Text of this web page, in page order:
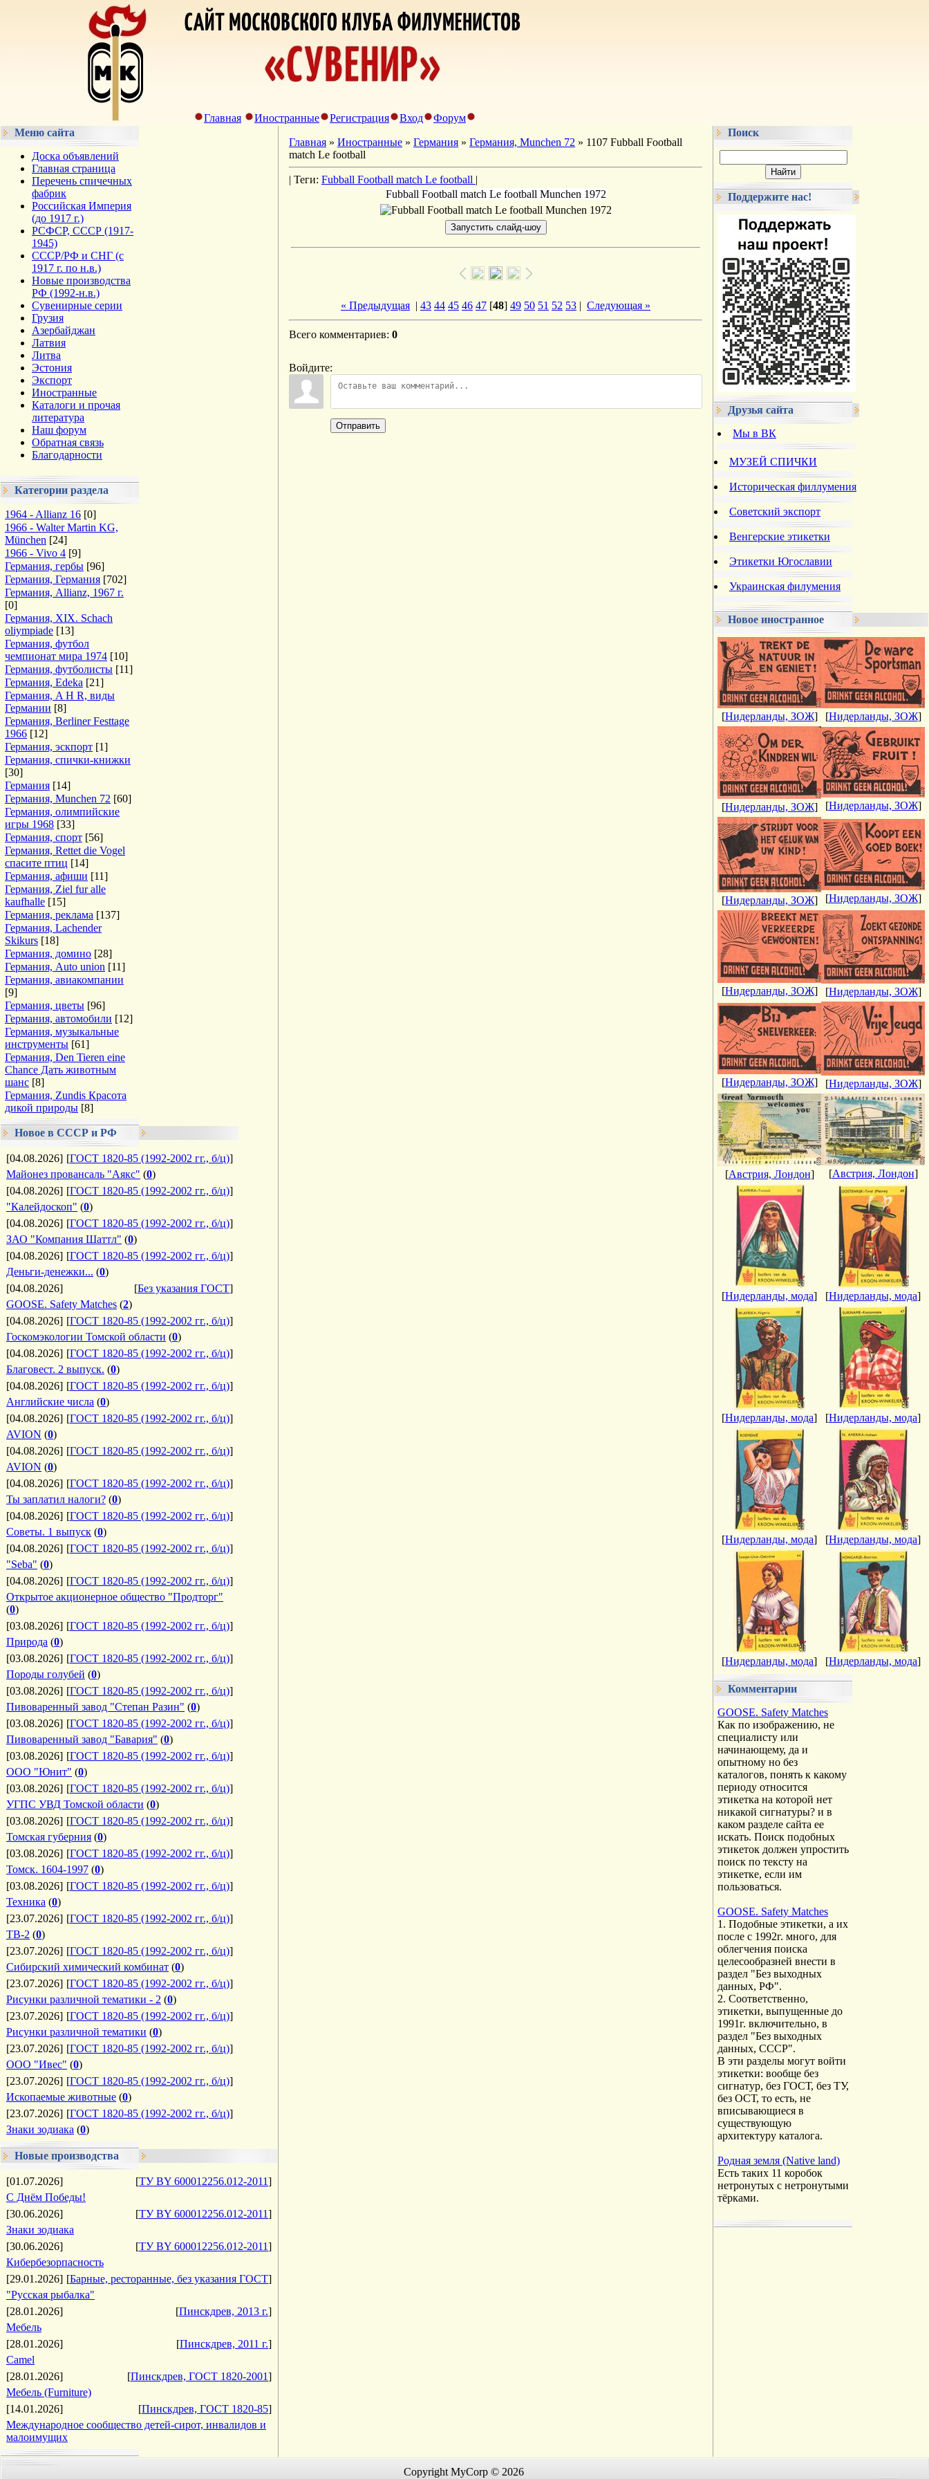
Главная Иностранные Регистрация Вход
Форум
Меню сайта
Доска объявлений
Главная страница
Перечень спичечных
фабрик
Российская Империя
(до 1917 г.)
РСФСР, СССР (1917-
1945)
СССР/РФ и СНГ (с
1917 г. по н.в.)
Новые производства
РФ (1992-н.в.)
Сувенирные серии
Грузия
Азербайджан
Латвия
Литва
Эстония
Экспорт
Иностранные
Каталоги и прочая
литература
Наш форум
Обратная связь
Благодарности
Категории раздела
1964 - Allianz 16 [0]
1966 - Walter Martin KG,
München [24]
1966 - Vivo 4 [9]
Германия, гербы [96]
Германия, Германия [702]
Германия, Allianz, 1967 г.
[0]
Германия, XIX. Schach
oliympiade [13]
Германия, футбол
чемпионат мира 1974 [10]
Германия, футболисты [11]
Германия, Edeka [21]
Германия, A H R, виды
Германии [8]
Германия, Berliner Festtage
1966 [12]
Германия, эскпорт [1]
Германия, спички-книжки
[30]
Германия [14]
Германия, Munchen 72 [60]
Германия, олимпийские
игры 1968 [33]
Германия, спорт [56]
Германия, Rettet die Vogel
спасите птиц [14]
Германия, афиши [11]
Германия, Ziel fur alle
kaufhalle [15]
Германия, реклама [137]
Германия, Lachender
Skikurs [18]
Германия, домино [28]
Германия, Auto union [11]
Германия, авиакомпании
[9]
Германия, цветы [96]
Германия, автомобили [12]
Германия, музыкальные
инструменты [61]
Германия, Den Tieren eine
Chance Дать животным
шанс [8]
Германия, Zundis Красота
дикой природы [8]
Новое в СССР и РФ
[04.08.2026] [ГОСТ 1820-85 (1992-2002 гг., б/ц)]
Майонез провансаль "Аякс" (0)
[04.08.2026] [ГОСТ 1820-85 (1992-2002 гг., б/ц)]
"Калейдоскоп" (0)
[04.08.2026] [ГОСТ 1820-85 (1992-2002 гг., б/ц)]
ЗАО "Компания Шаттл" (0)
[04.08.2026] [ГОСТ 1820-85 (1992-2002 гг., б/ц)]
Деньги-денежки... (0)
[04.08.2026]
[Без указания ГОСТ]
GOOSE. Safety Matches (2)
[04.08.2026] [ГОСТ 1820-85 (1992-2002 гг., б/ц)]
Госкомэкологии Томской области (0)
[04.08.2026] [ГОСТ 1820-85 (1992-2002 гг., б/ц)]
Благовест. 2 выпуск. (0)
[04.08.2026] [ГОСТ 1820-85 (1992-2002 гг., б/ц)]
Английские числа (0)
[04.08.2026] [ГОСТ 1820-85 (1992-2002 гг., б/ц)]
AVION (0)
[04.08.2026] [ГОСТ 1820-85 (1992-2002 гг., б/ц)]
AVION (0)
[04.08.2026] [ГОСТ 1820-85 (1992-2002 гг., б/ц)]
Ты заплатил налоги? (0)
[04.08.2026] [ГОСТ 1820-85 (1992-2002 гг., б/ц)]
Советы. 1 выпуск (0)
[04.08.2026] [ГОСТ 1820-85 (1992-2002 гг., б/ц)]
"Seba" (0)
[04.08.2026] [ГОСТ 1820-85 (1992-2002 гг., б/ц)]
Открытое акционерное общество "Продторг"
(0)
[03.08.2026] [ГОСТ 1820-85 (1992-2002 гг., б/ц)]
Природа (0)
[03.08.2026] [ГОСТ 1820-85 (1992-2002 гг., б/ц)]
Породы голубей (0)
[03.08.2026] [ГОСТ 1820-85 (1992-2002 гг., б/ц)]
Пивоваренный завод "Степан Разин" (0)
[03.08.2026] [ГОСТ 1820-85 (1992-2002 гг., б/ц)]
Пивоваренный завод "Бавария" (0)
[03.08.2026] [ГОСТ 1820-85 (1992-2002 гг., б/ц)]
ООО "Юнит" (0)
[03.08.2026] [ГОСТ 1820-85 (1992-2002 гг., б/ц)]
УГПС УВД Томской области (0)
[03.08.2026] [ГОСТ 1820-85 (1992-2002 гг., б/ц)]
Томская губерния (0)
[03.08.2026] [ГОСТ 1820-85 (1992-2002 гг., б/ц)]
Томск. 1604-1997 (0)
[03.08.2026] [ГОСТ 1820-85 (1992-2002 гг., б/ц)]
Техника (0)
[23.07.2026] [ГОСТ 1820-85 (1992-2002 гг., б/ц)]
ТВ-2 (0)
[23.07.2026] [ГОСТ 1820-85 (1992-2002 гг., б/ц)]
Сибирский химический комбинат (0)
[23.07.2026] [ГОСТ 1820-85 (1992-2002 гг., б/ц)]
Рисунки различной тематики - 2 (0)
[23.07.2026] [ГОСТ 1820-85 (1992-2002 гг., б/ц)]
Рисунки различной тематики (0)
[23.07.2026] [ГОСТ 1820-85 (1992-2002 гг., б/ц)]
ООО "Ивес" (0)
[23.07.2026] [ГОСТ 1820-85 (1992-2002 гг., б/ц)]
Ископаемые животные (0)
[23.07.2026] [ГОСТ 1820-85 (1992-2002 гг., б/ц)]
Знаки зодиака (0)
Новые производства
[01.07.2026] [ТУ BY 600012256.012-2011]
С Днём Победы!
[30.06.2026]
[ТУ BY 600012256.012-2011]
Знаки зодиака
[30.06.2026]
[ТУ BY 600012256.012-2011]
Кибербезорпасность
[29.01.2026] [Барные, ресторанные, без указания ГОСТ]
"Русская рыбалка"
[28.01.2026]
[Пинскдрев, 2013 г.]
Мебель
[28.01.2026]
[Пинскдрев, 2011 г.]
Camel
[28.01.2026]
[Пинскдрев, ГОСТ 1820-2001]
Мебель (Furniture)
[14.01.2026]
[Пинскдрев, ГОСТ 1820-85]
Международное сообщество детей-сирот, инвалидов и
малоимущих
Главная » Иностранные » Германия » Германия, Munchen 72 » 1107 Fubball Football
match Le football
| Теги: Fubball Football match Le football |
Fubball Football match Le football Munchen 1972
« Предыдущая | 43 44 45 46 47 [48] 49 50 51 52 53 | Следующая »
Всего комментариев: 0
Войдите:
Отправить
Поиск
Поддержите нас!
Друзья сайта
Мы в ВК
МУЗЕЙ СПИЧКИ
Историческая филлумения
Советский экспорт
Венгерские этикетки
Этикетки Югославии
Украинская филумения
Новое иностранное
[Нидерланды, ЗОЖ] [Нидерланды, ЗОЖ]
[Нидерланды, ЗОЖ] [Нидерланды, ЗОЖ]
[Нидерланды, ЗОЖ] [Нидерланды, ЗОЖ]
[Нидерланды, ЗОЖ] [Нидерланды, ЗОЖ]
[Нидерланды, ЗОЖ] [Нидерланды, ЗОЖ]
[Австрия, Лондон] [Австрия, Лондон]
[Нидерланды, мода] [Нидерланды, мода]
[Нидерланды, мода] [Нидерланды, мода]
[Нидерланды, мода] [Нидерланды, мода]
[Нидерланды, мода] [Нидерланды, мода]
Комментарии
GOOSE. Safety Matches
Как по изображению, не
специалисту или
начинающему, да и
опытному но без
каталогов, понять к какому
периоду относится
этикетка на которой нет
никакой сигнатуры? и в
каком разделе сайта ее
искать. Поиск подобных
этикеток должен упростить
поиск по тексту на
этикетке, если им
пользоваться.
GOOSE. Safety Matches
1. Подобные этикетки, а их
после с 1992г. много, для
облегчения поиска
целесообразней внести в
раздел "Без выходных
данных, РФ".
2. Соответственно,
этикетки, выпущенные до
1991г. включительно, в
раздел "Без выходных
данных, СССР".
В эти разделы могут войти
этикетки: вообще без
сигнатур, без ГОСТ, без ТУ,
без ОСТ, то есть, не
вписывающиеся в
существующую
архитектуру каталога.
Родная земля (Native land)
Есть таких 11 коробок
нетронутых с нетронутыми
тёрками.
Copyright MyCorp © 2026